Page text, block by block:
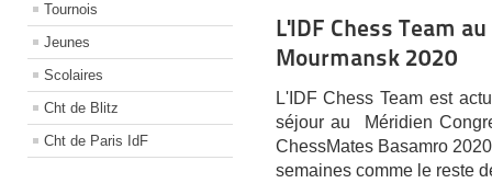
Tournois
Jeunes
Scolaires
Cht de Blitz
Cht de Paris IdF
L'IDF Chess Team
Mourmansk 2020
L'IDF Chess Team est
séjour au Méridien
ChessMates Basamro
semaines comme le reste